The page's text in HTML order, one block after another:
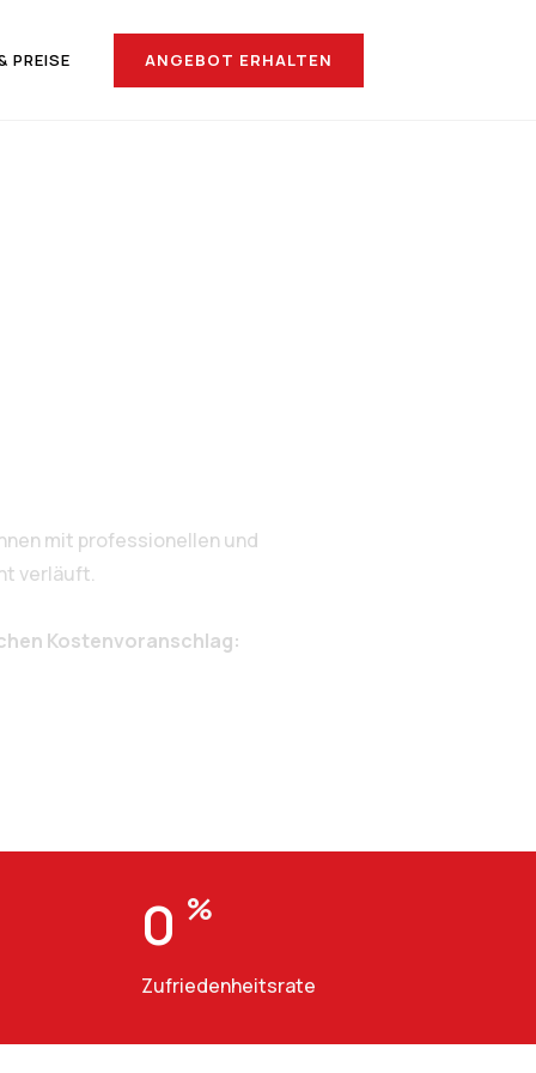
PREISE ANGEBOT ERHALTEN
mit professionellen und
verläuft.
Kostenvoranschlag:
0 %
Zufriedenheitsrate